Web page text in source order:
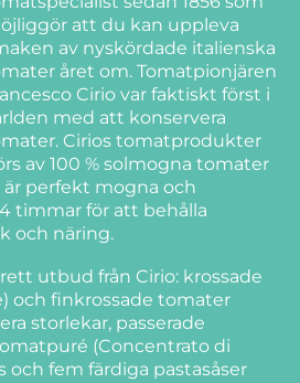
att du kan uppleva
av nyskördade italienska
året om. Tomatpionjären
Cirio var faktiskt först i
med att konservera
Cirios tomatprodukter
av 100 % solmogna tomater
är perfekt mogna och
timmar för att behålla
och näring.
utbud från Cirio: krossade
och finkrossade tomater
storlekar, passerade
(Concentrato di
och fem färdiga pastasåser